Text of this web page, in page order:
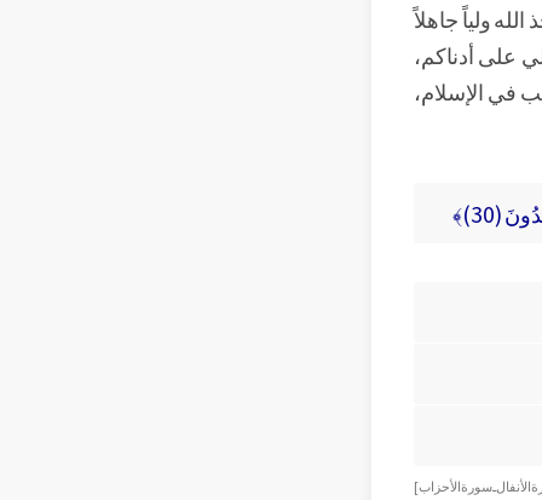
ولياً جاهلاً
على أدناكم،
في الإسلام،
(30)﴾